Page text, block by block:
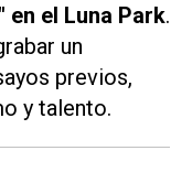
en el Luna Park.
un
previos,
y talento.